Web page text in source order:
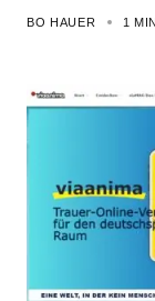
BO HAUER 1